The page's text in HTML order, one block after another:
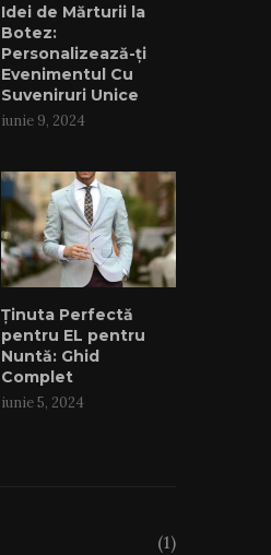
Idei de Mărturii la
Botez:
Personalizează-ți
Evenimentul Cu
Suveniruri Unice
iunie 9, 2024
Ținuta Perfectă
pentru EL pentru
Nuntă: Ghid
Complet
iunie 5, 2024
(1)